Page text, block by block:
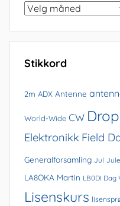
Bla
arkivet
Stikkord
2m ADX Antenne
World-Wide CW
Elektronikk Field
Generalforsamling Jul
LA8OKA Martin LB0DI Dag
Lisenskurs